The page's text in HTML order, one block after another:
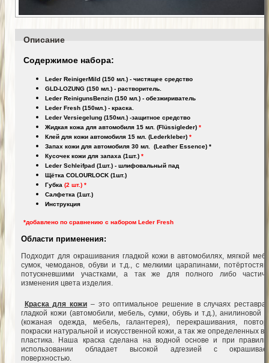
Описание
Содержимое набора:
Leder ReinigerMild (150 мл.) - чистящее средство
GLD-LOZUNG (150 мл.) - растворитель.
Leder ReinigunsBenzin (150 мл.) - обезжириватель
Leder Fresh (150мл.) - краска.
Leder Versiegelung (150мл.) -защитное средство
Жидкая кожа для автомобиля 15 мл. (Flüssigleder) *
Клей для кожи автомобиля 15 мл. (Lederkleber) *
Запах кожи для автомобиля 30 мл. (Leather Essence) *
Кусочек кожи для запаха (1шт.) *
Leder Schleifpad (1шт.) - шлифовальный пад
Щётка COLOURLOCK (1шт.)
Губка (2 шт.) *
Салфетка (1шт.)
Инструкция
*добавлено по сравнению с набором Leder Fresh
Области применения:
Подходит для окрашивания гладкой кожи в автомобилях, мягкой
сумок, чемоданов, обуви и т.д., с мелкими царапинами,
потускневшими участками, а так же для полного либо
изменения цвета изделия.
Краска для кожи – это оптимальное решение в случаях
гладкой кожи (автомобили, мебель, сумки, обувь и т.д.), анилиновой
(кожаная одежда, мебель, галантерея), перекрашивания,
покраски натуральной и искусственной кожи, а так же определенных
пластика. Наша краска сделана на водной основе и при
использовании обладает высокой адгезией с
поверхностью.